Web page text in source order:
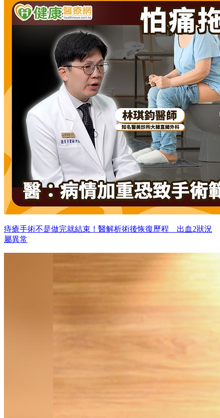
痔瘡手術不是做完就結束！醫解析術後恢復歷程 出血2狀況
屬異常